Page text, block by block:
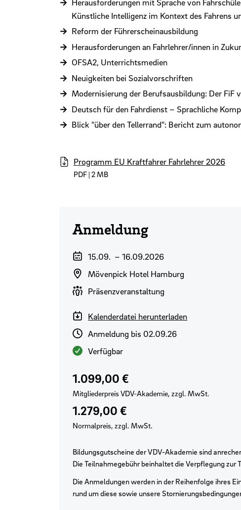
Künstliche Intelligenz im Kontext des Fahrens
Reform der Führerscheinausbildung
Herausforderungen an Fahrlehrer/innen in
OFSA2, Unterrichtsmedien
Neuigkeiten bei Sozialvorschriften
Modernisierung der Berufsausbildung: Der FiF
Deutsch für den Fahrdienst – Sprachliche
Blick "über den Tellerrand": Bericht zum
Programm EU Kraftfahrer Fahrlehrer 2026
PDF | 2 MB
Anmeldung
Veranstaltungszeitraum
15.09. –16.09.2026
Veranstaltungsort
Mövenpick Hotel Hamburg
Durchführungsart
Präsenzveranstaltung
Kalenderdatei herunterladen
Anmeldeschluss
Anmeldung bis 02.09.26
Verfügbarkeit
Verfügbar
Preis für VDV-Mitglieder
1.099,00 €
Mitgliederpreis VDV-Akademie, zzgl. MwSt.
Regulärer Preis
1.279,00 €
Normalpreis, zzgl. MwSt.
Bildungsgutscheine der VDV-Akademie sind
Die Teilnahmegebühr beinhaltet die Verpflegung
Die Anmeldungen werden in der Reihenfolge ihres
rund um diese sowie unsere